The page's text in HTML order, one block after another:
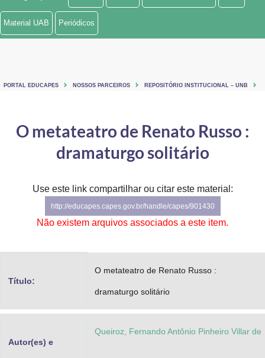
Ministério de Minas e Energia
Controladoria-Geral da União
Secretaria-Geral
Secretaria de Governo
Gabinete de Segurança Institucional
Advocacia-Geral da União
Material UAB Periódicos
PORTAL EDUCAPES NOSSOS PARCEIROS REPOSITÓRIO INSTITUCIONAL – UNB
O metateatro de Renato Russo :
dramaturgo solitário
Use este link compartilhar ou citar este material:
http://educapes.capes.gov.br/handle/capes/901430
Não existem arquivos associados a este item.
Título:
O metateatro de Renato Russo :
dramaturgo solitário
Autor(es) e
Queiroz, Fernando Antônio Pinheiro Villar de